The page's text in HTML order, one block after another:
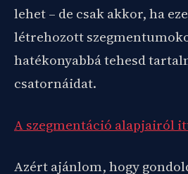
lehet – de csak akkor, ha
létrehozott
hatékonyabbá tehesd
csatornáidat.
A szegmentáció alapjairól
Azért ajánlom, hogy